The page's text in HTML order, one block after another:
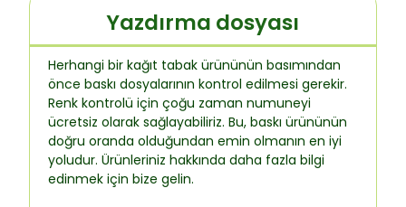
Yazdırma dosyası
Herhangi bir kağıt tabak ürününün basımından
önce baskı dosyalarının kontrol edilmesi gerekir.
Renk kontrolü için çoğu zaman numuneyi
ücretsiz olarak sağlayabiliriz. Bu, baskı ürününün
doğru oranda olduğundan emin olmanın en iyi
yoludur. Ürünleriniz hakkında daha fazla bilgi
edinmek için bize gelin.